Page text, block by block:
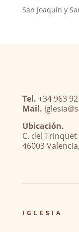
San Joaquín y
Tel. +34 963
Mail.
Ubicación.
C. del Trinquet
46003
IGLESIA